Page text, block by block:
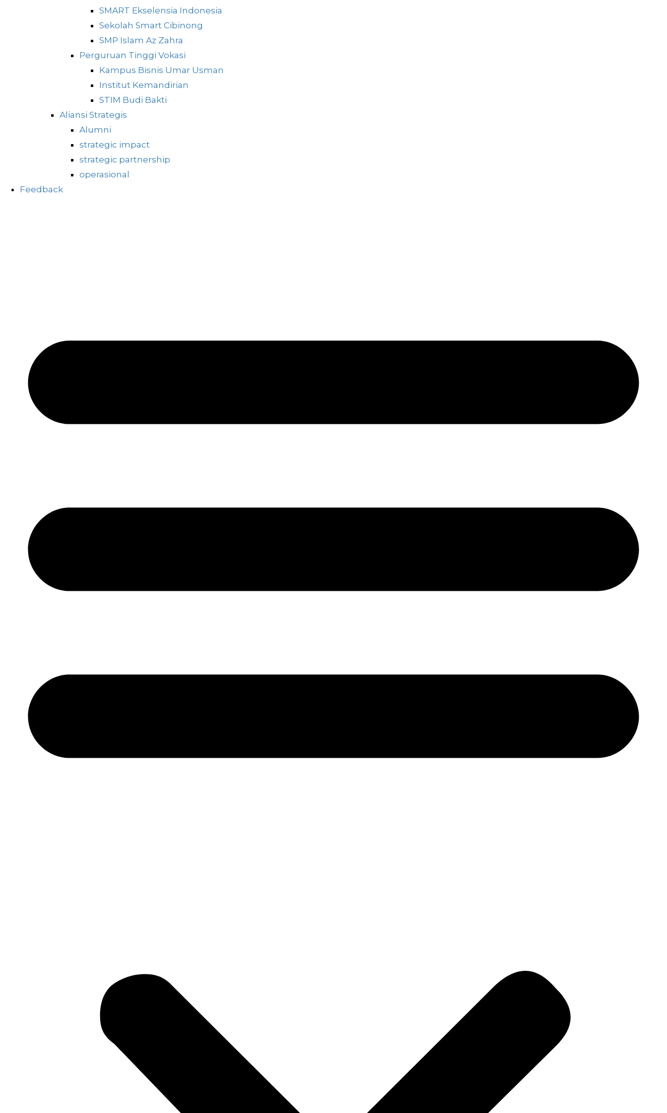
SMART Ekselensia Indonesia
Sekolah Smart Cibinong
SMP Islam Az Zahra
Perguruan Tinggi Vokasi
Kampus Bisnis Umar Usman
Institut Kemandirian
STIM Budi Bakti
Aliansi Strategis
Alumni
strategic impact
strategic partnership
operasional
Feedback